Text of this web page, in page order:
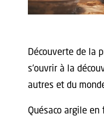
Découverte de la
s’ouvrir à la
autres et du
Quésaco argile en